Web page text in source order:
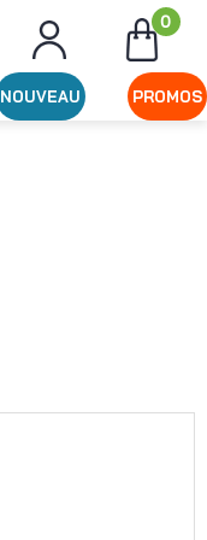
0
NOUVEAU PROMOS